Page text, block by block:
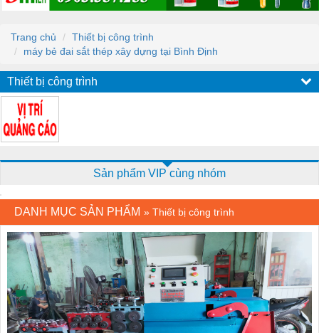
Trang chủ
Thiết bị công trình
máy bẻ đai sắt thép xây dựng tại Bình Định
Thiết bị công trình
Sản phẩm VIP cùng nhóm
DANH MỤC SẢN PHẨM » Thiết bị công trình